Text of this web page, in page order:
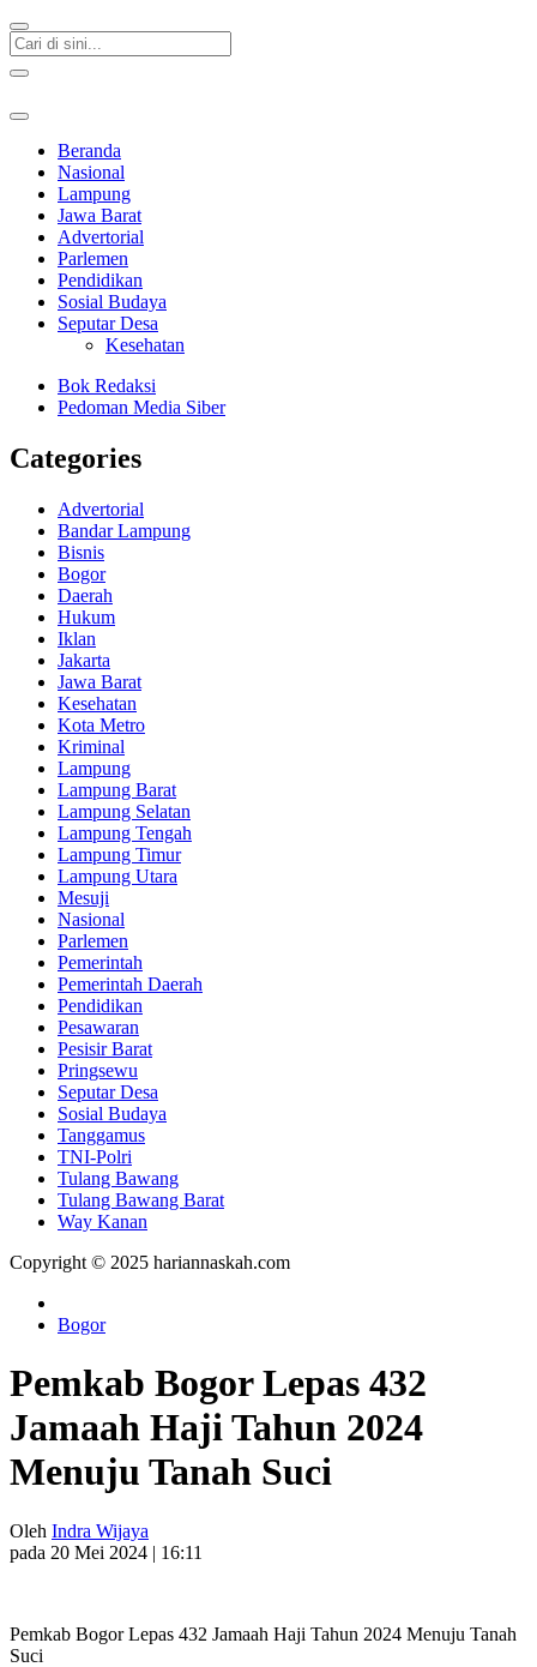
Beranda
Nasional
Lampung
Jawa Barat
Advertorial
Parlemen
Pendidikan
Sosial Budaya
Seputar Desa
Kesehatan
Bok Redaksi
Pedoman Media Siber
Categories
Advertorial
Bandar Lampung
Bisnis
Bogor
Daerah
Hukum
Iklan
Jakarta
Jawa Barat
Kesehatan
Kota Metro
Kriminal
Lampung
Lampung Barat
Lampung Selatan
Lampung Tengah
Lampung Timur
Lampung Utara
Mesuji
Nasional
Parlemen
Pemerintah
Pemerintah Daerah
Pendidikan
Pesawaran
Pesisir Barat
Pringsewu
Seputar Desa
Sosial Budaya
Tanggamus
TNI-Polri
Tulang Bawang
Tulang Bawang Barat
Way Kanan
Copyright © 2025 hariannaskah.com
Bogor
Pemkab Bogor Lepas 432
Jamaah Haji Tahun 2024
Menuju Tanah Suci
Oleh Indra Wijaya
pada 20 Mei 2024 | 16:11
Pemkab Bogor Lepas 432 Jamaah Haji Tahun 2024 Menuju Tanah
Suci